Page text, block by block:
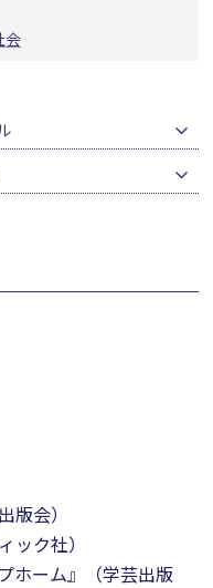
会
版会）
ック社）
ホーム』（学芸出版